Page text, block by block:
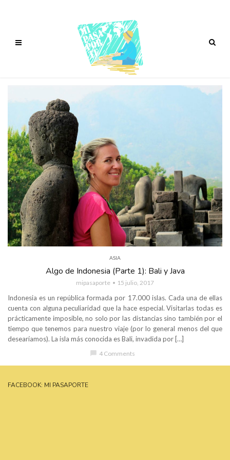
ASIA
Algo de Indonesia (Parte 1): Bali y Java
mipasaporte 15 julio, 2017
Indonesia es un república formada por 17.000 islas. Cada una de ellas
cuenta con alguna peculiaridad que la hace especial. Visitarlas todas es
prácticamente imposible, no solo por las distancias sino también por el
tiempo que tenemos para nuestro viaje (por lo general menos del que
desearíamos). La isla más conocida es Bali, invadida por […]
4 Comments
FACEBOOK: MI PASAPORTE